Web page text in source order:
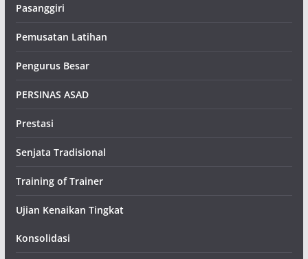
Pasanggiri
Pemusatan Latihan
Pengurus Besar
PERSINAS ASAD
Prestasi
Senjata Tradisional
Training of Trainer
Ujian Kenaikan Tingkat
Konsolidasi